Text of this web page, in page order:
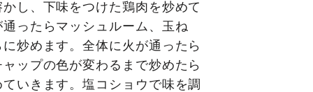
し、下味をつけた鶏肉を炒めて
ったらマッシュルーム、玉ね
炒めます。全体に火が通ったら
ップの色が変わるまで炒めたら
いきます。塩コショウで味を調